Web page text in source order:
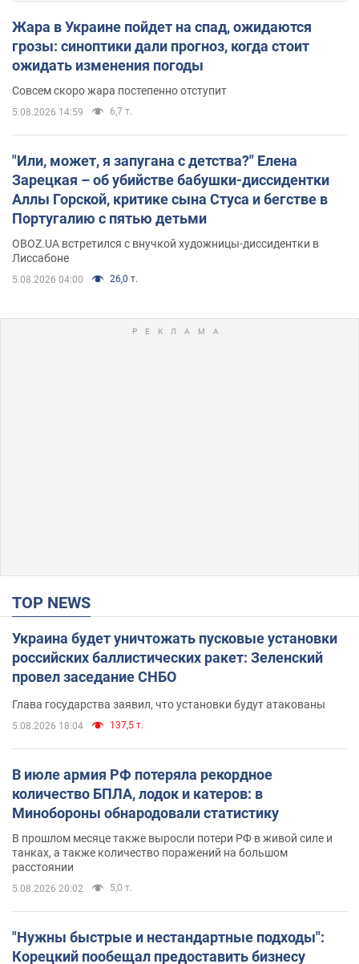
Жара в Украине пойдет на спад, ожидаются
грозы: синоптики дали прогноз, когда стоит
ожидать изменения погоды
Совсем скоро жара постепенно отступит
5.08.2026 14:59 6,7 т.
"Или, может, я запугана с детства?" Елена
Зарецкая – об убийстве бабушки-диссидентки
Аллы Горской, критике сына Стуса и бегстве в
Португалию с пятью детьми
OBOZ.UA встретился с внучкой художницы-диссидентки в
Лиссабоне
5.08.2026 04:00 26,0 т.
TOP NEWS
Украина будет уничтожать пусковые установки
российских баллистических ракет: Зеленский
провел заседание СНБО
Глава государства заявил, что установки будут атакованы
5.08.2026 18:04 137,5 т.
В июле армия РФ потеряла рекордное
количество БПЛА, лодок и катеров: в
Минобороны обнародовали статистику
В прошлом месяце также выросли потери РФ в живой силе и
танках, а также количество поражений на большом
расстоянии
5.08.2026 20:02 5,0 т.
"Нужны быстрые и нестандартные подходы":
Корецкий пообещал предоставить бизнесу